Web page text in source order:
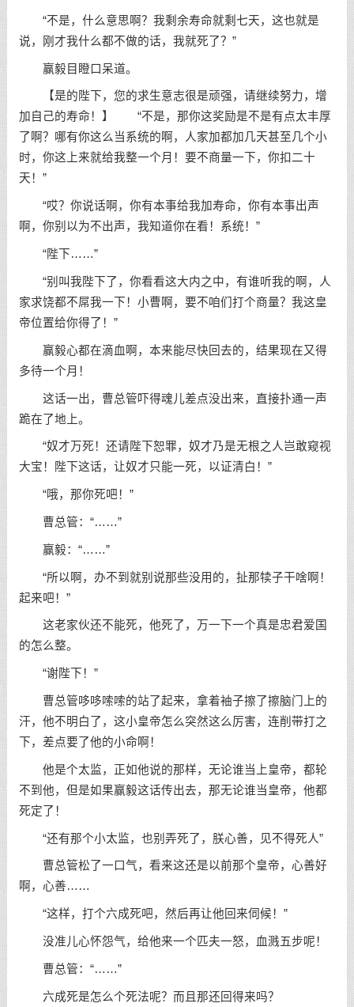
“不是，什么意思啊？我剩余寿命就剩七天，这也就是
说，刚才我什么都不做的话，我就死了？”
赢毅目瞪口呆道。
【是的陛下，您的求生意志很是顽强，请继续努力，增
加自己的寿命！】 “不是，那你这奖励是不是有点太丰厚
了啊？哪有你这么当系统的啊，人家加都加几天甚至几个小
时，你这上来就给我整一个月！要不商量一下，你扣二十
天！”
“哎？你说话啊，你有本事给我加寿命，你有本事出声
啊，你别以为不出声，我知道你在看！系统！”
“陛下……”
“别叫我陛下了，你看看这大内之中，有谁听我的啊，人
家求饶都不屌我一下！小曹啊，要不咱们打个商量？我这皇
帝位置给你得了！”
赢毅心都在滴血啊，本来能尽快回去的，结果现在又得
多待一个月！
这话一出，曹总管吓得魂儿差点没出来，直接扑通一声
跪在了地上。
“奴才万死！还请陛下恕罪，奴才乃是无根之人岂敢窥视
大宝！陛下这话，让奴才只能一死，以证清白！”
“哦，那你死吧！”
曹总管：“……”
赢毅：“……”
“所以啊，办不到就别说那些没用的，扯那犊子干啥啊！
起来吧！”
这老家伙还不能死，他死了，万一下一个真是忠君爱国
的怎么整。
“谢陛下！”
曹总管哆哆嗦嗦的站了起来，拿着袖子擦了擦脑门上的
汗，他不明白了，这小皇帝怎么突然这么厉害，连削带打之
下，差点要了他的小命啊！
他是个太监，正如他说的那样，无论谁当上皇帝，都轮
不到他，但是如果赢毅这话传出去，那无论谁当皇帝，他都
死定了！
“还有那个小太监，也别弄死了，朕心善，见不得死人”
曹总管松了一口气，看来这还是以前那个皇帝，心善好
啊，心善……
“这样，打个六成死吧，然后再让他回来伺候！”
没准儿心怀怨气，给他来一个匹夫一怒，血溅五步呢！
曹总管：“……”
六成死是怎么个死法呢？而且那还回得来吗？